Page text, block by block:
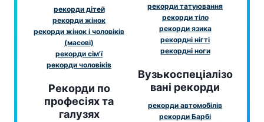
рекорди дітей
рекорди жінок
рекорди жінок і чоловіків
(масові)
рекорди сім'ї
рекорди чоловіків
Рекорди по
професіях та
галузях
рекорди татуювання
рекорди тіло
рекорди язика
рекордні нігті
рекордні ноги
Вузькоспеціалізо
вані рекорди
рекорди автомобілів
рекорди Барбі